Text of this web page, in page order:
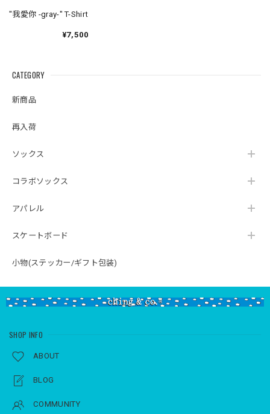
"我愛你 -gray-" T-Shirt
¥7,500
CATEGORY
新商品
再入荷
ソックス
コラボソックス
アパレル
スケートボード
小物(ステッカー/ギフト包装)
SHOP INFO
ABOUT
BLOG
COMMUNITY